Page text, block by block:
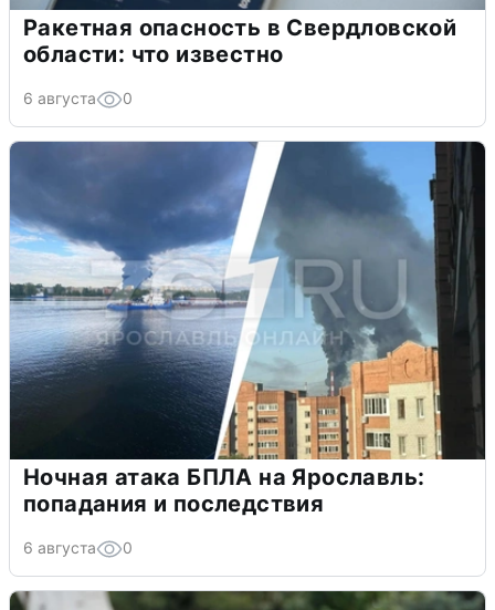
Ракетная опасность в Свердловской
области: что известно
6 августа 0
Ночная атака БПЛА на Ярославль:
попадания и последствия
6 августа 0